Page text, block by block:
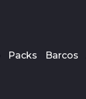
Packs Barcos